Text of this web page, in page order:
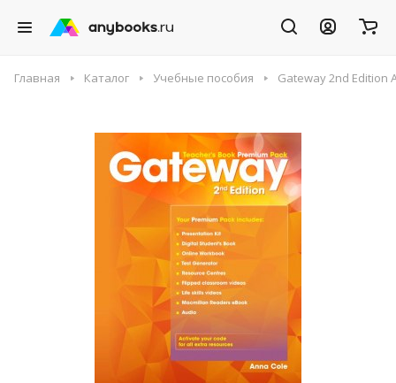
Главная Каталог Учебные пособия Gateway 2nd Edition